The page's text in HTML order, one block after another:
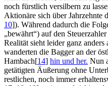
noch fürstlich versilbern zu
Aktionäre sich über Jahrzehnte
10]). Während dadurch die
„bewährt“) auf den
Realität sieht leider ganz
wanderten die Bagger an der
Hambach[14] hin und her. Nun
getätigten Äußerung ohne
restlichen, noch immer